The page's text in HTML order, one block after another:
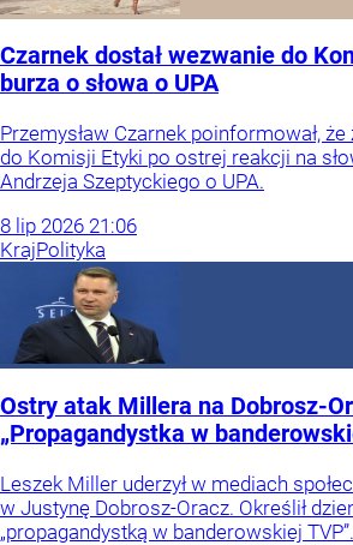
Czarnek dostał wezwanie do
burza o słowa o UPA
Przemysław Czarnek poinformował, że
do Komisji Etyki po ostrej reakcji na
Andrzeja Szeptyckiego o UPA.
8 lip 2026 21:06
KrajPolityka
Ostry atak Millera na Dobrosz-
„Propagandystka w
Leszek Miller uderzył w mediach
w Justynę Dobrosz-Oracz. Określił
„propagandystką w banderowskiej